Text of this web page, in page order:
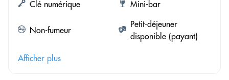
Clé numérique
Mini-bar
Non-fumeur
Petit-déjeuner
disponible (payant)
Afficher plus